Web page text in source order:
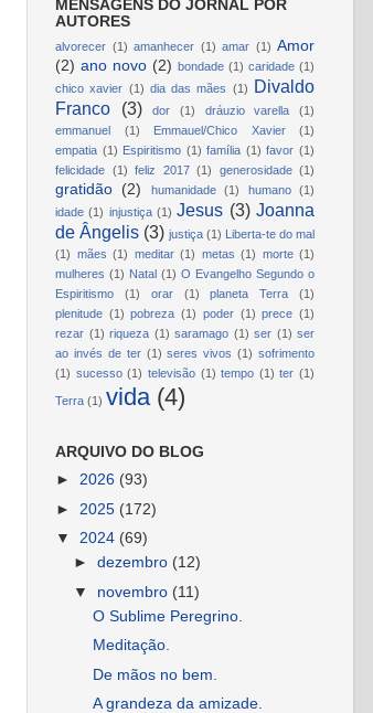
MENSAGENS DO JORNAL POR
AUTORES
alvorecer (1) amanhecer (1) amar (1) Amor
(2) ano novo (2) bondade (1) caridade (1)
chico xavier (1) dia das mães (1) Divaldo
Franco
(3) dor (1) dráuzio varella
(1)
emmanuel
(1) Emmauel/Chico Xavier
(1)
empatia (1) Espiritismo (1) família (1) favor (1)
felicidade (1) feliz 2017 (1) generosidade (1)
gratidão (2) humanidade (1) humano
(1)
idade (1) injustiça (1) Jesus (3) Joanna
de Ângelis (3) justiça (1)
Liberta-te do mal
(1) mães (1) meditar (1) metas (1) morte (1)
mulheres (1) Natal (1) O Evangelho Segundo o
Espiritismo
(1) orar (1) planeta Terra
(1)
plenitude (1) pobreza (1) poder (1) prece (1)
rezar (1) riqueza (1) saramago (1) ser (1) ser
ao invés de ter (1) seres vivos (1) sofrimento
(1) sucesso (1) televisão (1) tempo (1) ter (1)
Terra (1) vida (4)
ARQUIVO DO BLOG
► 2026 (93)
► 2025 (172)
▼ 2024 (69)
►dezembro (12)
▼ novembro (11)
O Sublime Peregrino.
Meditação.
De mãos no bem.
A grandeza da amizade.